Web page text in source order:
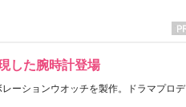
した腕時計登場
ーションウオッチを製作。ドラマプロデ